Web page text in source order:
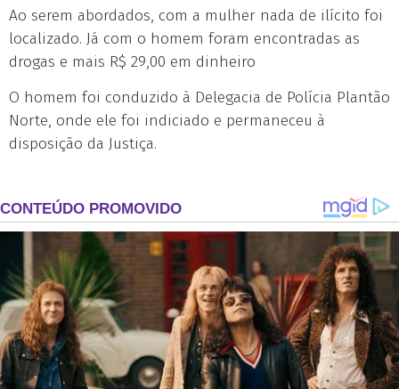
Ao serem abordados, com a mulher nada de ilícito foi
localizado. Já com o homem foram encontradas as
drogas e mais R$ 29,00 em dinheiro
O homem foi conduzido à Delegacia de Polícia Plantão
Norte, onde ele foi indiciado e permaneceu à
disposição da Justiça.